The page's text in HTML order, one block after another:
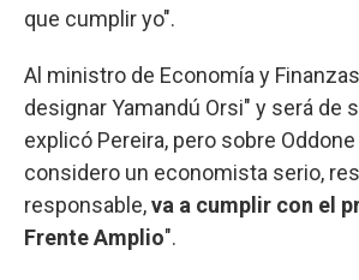
que cumplir yo".
Al ministro de Economía y
designar Yamandú Orsi" y será de
explicó Pereira, pero sobre
considero un economista serio,
responsable,va a cumplir con el
Frente Amplio".